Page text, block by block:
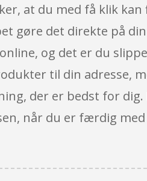
at du med få klik
gøre det direkte på
og det er du
til din adresse,
der er bedst for dig.
når du er færdig